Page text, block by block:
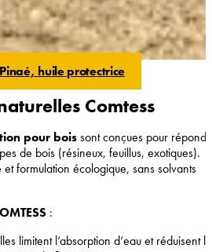
huile protectrice
Comtess
pour boissont conçues pour
de bois (résineux, feuillus, exotiques).
et formulation écologique, sans solvants
:
limitent l’absorption d’eau et réduisent